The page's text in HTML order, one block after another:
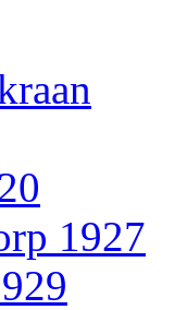
1927